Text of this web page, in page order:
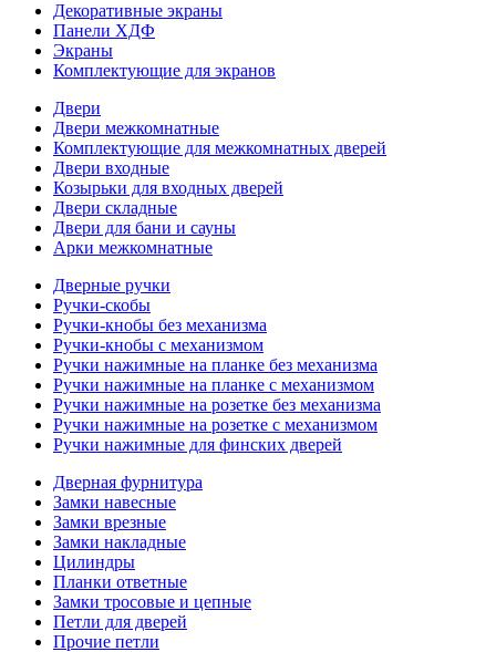
Декоративные экраны
Панели ХДФ
Экраны
Комплектующие для экранов
Двери
Двери межкомнатные
Комплектующие для межкомнатных дверей
Двери входные
Козырьки для входных дверей
Двери складные
Двери для бани и сауны
Арки межкомнатные
Дверные ручки
Ручки-скобы
Ручки-кнобы без механизма
Ручки-кнобы с механизмом
Ручки нажимные на планке без механизма
Ручки нажимные на планке с механизмом
Ручки нажимные на розетке без механизма
Ручки нажимные на розетке с механизмом
Ручки нажимные для финских дверей
Дверная фурнитура
Замки навесные
Замки врезные
Замки накладные
Цилиндры
Планки ответные
Замки тросовые и цепные
Петли для дверей
Прочие петли